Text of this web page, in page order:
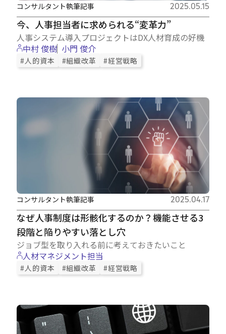
今、人事担当者に求められる“変革力”
人事システム導入プロジェクトはDX人材育成の好機
コンサルタント執筆記事 2025.05.15
中村 俊樹 小門 俊介
#人的資本 #組織改革 #経営戦略
なぜ人事制度は形骸化するのか？機能させる3
段階と陥りやすい落とし穴
ジョブ型を取り入れる前に考えておきたいこと
コンサルタント執筆記事 2025.04.17
人材マネジメント担当
#人的資本 #組織改革 #経営戦略